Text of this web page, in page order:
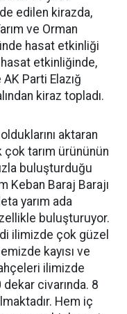
edilen kirazda,
ve Orman
hasat etkinliği
etkinliğinde,
Parti Elazığ
kiraz topladı.
aktaran
tarım ürününün
buluşturduğu
Keban Baraj Barajı
yarım ada
buluşturuyor.
ilimizde çok güzel
kayısı ve
ilimizde
civarında. 8
Hem iç